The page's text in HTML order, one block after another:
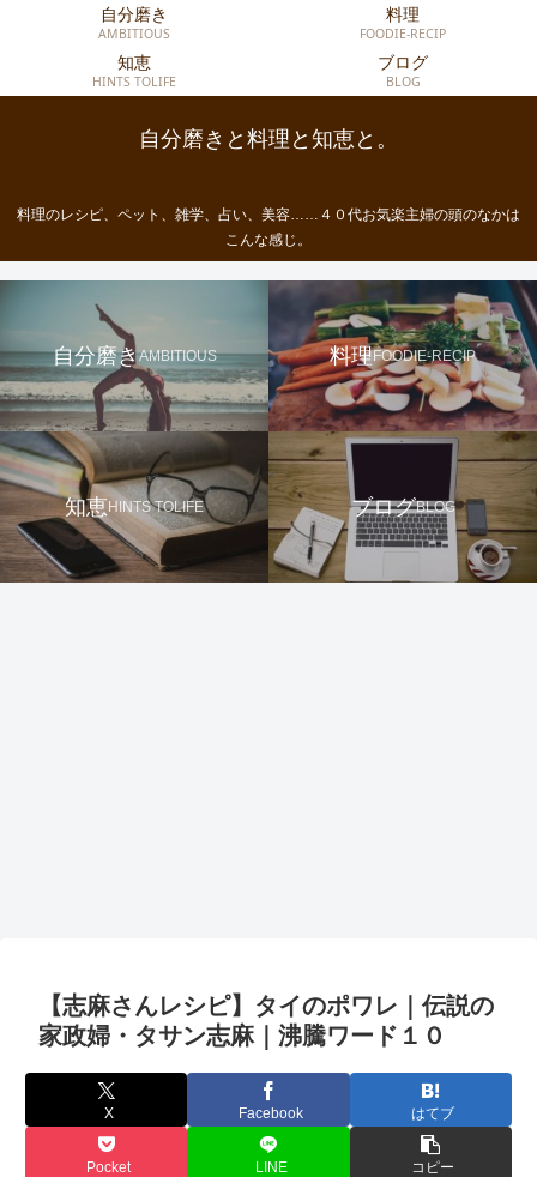
自分磨きと料理と知恵と。
料理のレシピ、ペット、雑学、占い、美容……４０代お気楽主婦の頭のなかは
こんな感じ。
自分磨き
AMBITIOUS
料理
FOODIE-RECIP
知恵
HINTS TOLIFE
ブログ
BLOG
自分磨きAMBITIOUS 料理FOODIE-RECIP
知恵HINTS TOLIFE ブログBLOG
【志麻さんレシピ】タイのポワレ｜伝説の
家政婦・タサン志麻｜沸騰ワード１０
X Facebook はてブ
Pocket LINE コピー